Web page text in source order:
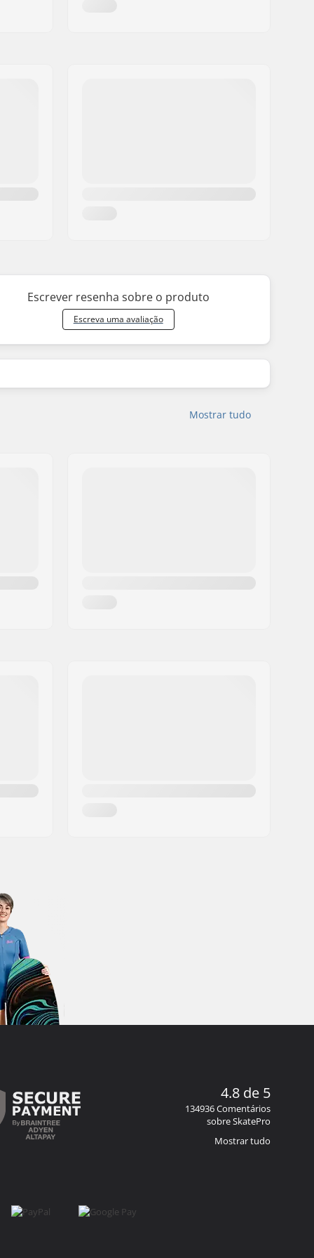
Escrever resenha sobre o produto
Escreva uma avaliação
Mostrar tudo
4.8 de 5
134936 Comentários
sobre SkatePro
Mostrar tudo